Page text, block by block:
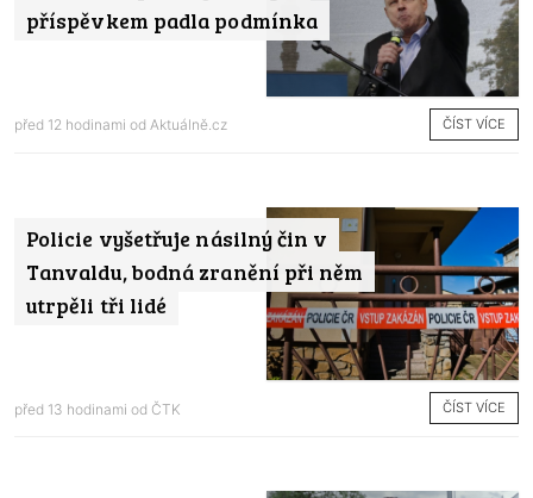
příspěvkem padla podmínka
před 12 hodinami od Aktuálně.cz ČÍST VÍCE
Policie vyšetřuje násilný čin v
Tanvaldu, bodná zranění při něm
utrpěli tři lidé
před 13 hodinami od ČTK ČÍST VÍCE